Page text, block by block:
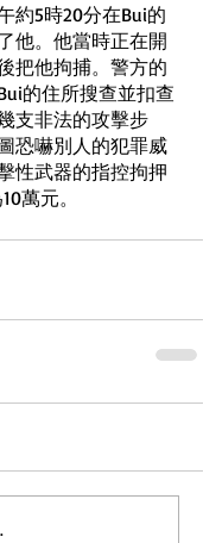
約5時20分在Bui的
他。他當時正在開
把他拘捕。警方的
的住所搜查並扣查
支非法的攻擊步
恐嚇別人的犯罪威
性武器的指控拘押
萬元。